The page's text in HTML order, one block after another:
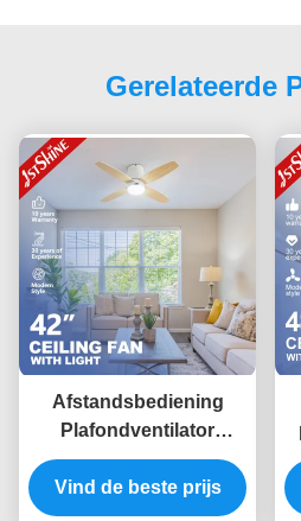
Gerelateerde
Afstandsbediening
Plafondventilator
Dimmable Led Low
Ceiling Living Room
Modern
Vind de beste prijs